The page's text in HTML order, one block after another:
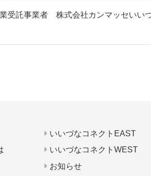
受託事業者 株式会社カンマッセいい
いいづなコネクトEAST
いいづなコネクトWEST
お知らせ